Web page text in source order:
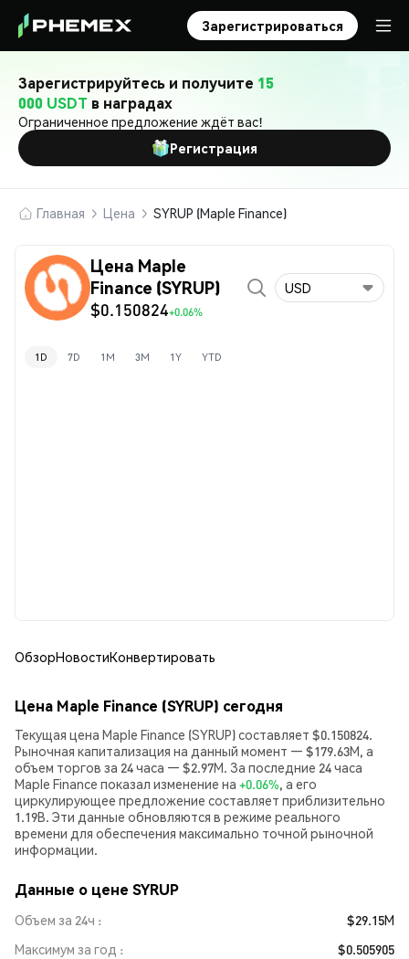
Зарегистрироваться
Зарегистрируйтесь и получите 15
000 USDT в наградах
Ограниченное предложение ждёт вас!
Регистрация
Главная Цена SYRUP (Maple Finance)
Цена Maple
Finance (SYRUP)
$0.150824+0.06%
USD
1D 7D 1M 3M 1Y YTD
ОбзорНовостиКонвертировать
Цена Maple Finance (SYRUP) сегодня
Текущая цена Maple Finance (SYRUP) составляет $0.150824.
Рыночная капитализация на данный момент — $179.63M, а
объем торгов за 24 часа — $2.97M. За последние 24 часа
Maple Finance показал изменение на +0.06%, а его
циркулирующее предложение составляет приблизительно
1.19B. Эти данные обновляются в режиме реального
времени для обеспечения максимально точной рыночной
информации.
Данные о цене SYRUP
Объем за 24ч
$29.15M
Максимум за год
$0.505905